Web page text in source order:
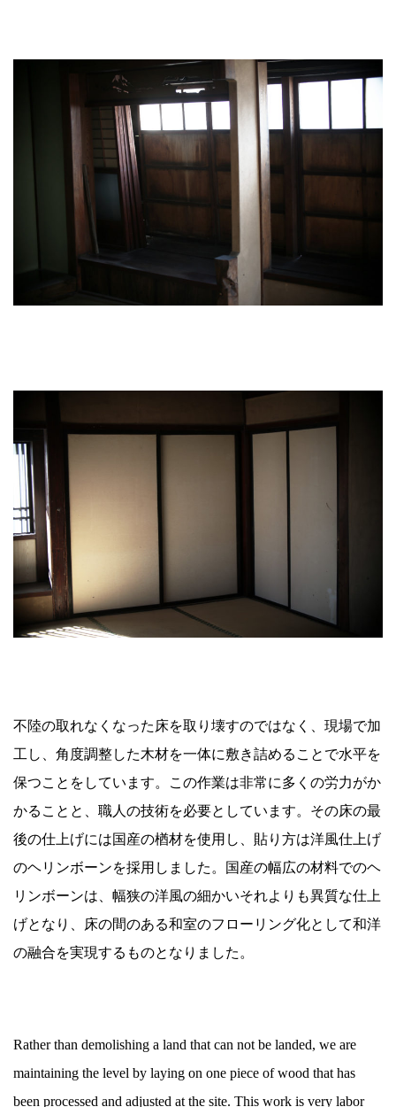
不陸の取れなくなった床を取り壊すのではなく、現場で加
工し、角度調整した木材を一体に敷き詰めることで水平を
保つことをしています。この作業は非常に多くの労力がか
かることと、職人の技術を必要としています。その床の最
後の仕上げには国産の楢材を使用し、貼り方は洋風仕上げ
のヘリンボーンを採用しました。国産の幅広の材料でのヘ
リンボーンは、幅狭の洋風の細かいそれよりも異質な仕上
げとなり、床の間のある和室のフローリング化として和洋
の融合を実現するものとなりました。
Rather than demolishing a land that can not be landed, we are
maintaining the level by laying on one piece of wood that has
been processed and adjusted at the site. This work is very labor